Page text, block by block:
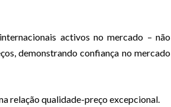
activos no mercado – não
demonstrando confiança no mercado
relação qualidade-preço excepcional.